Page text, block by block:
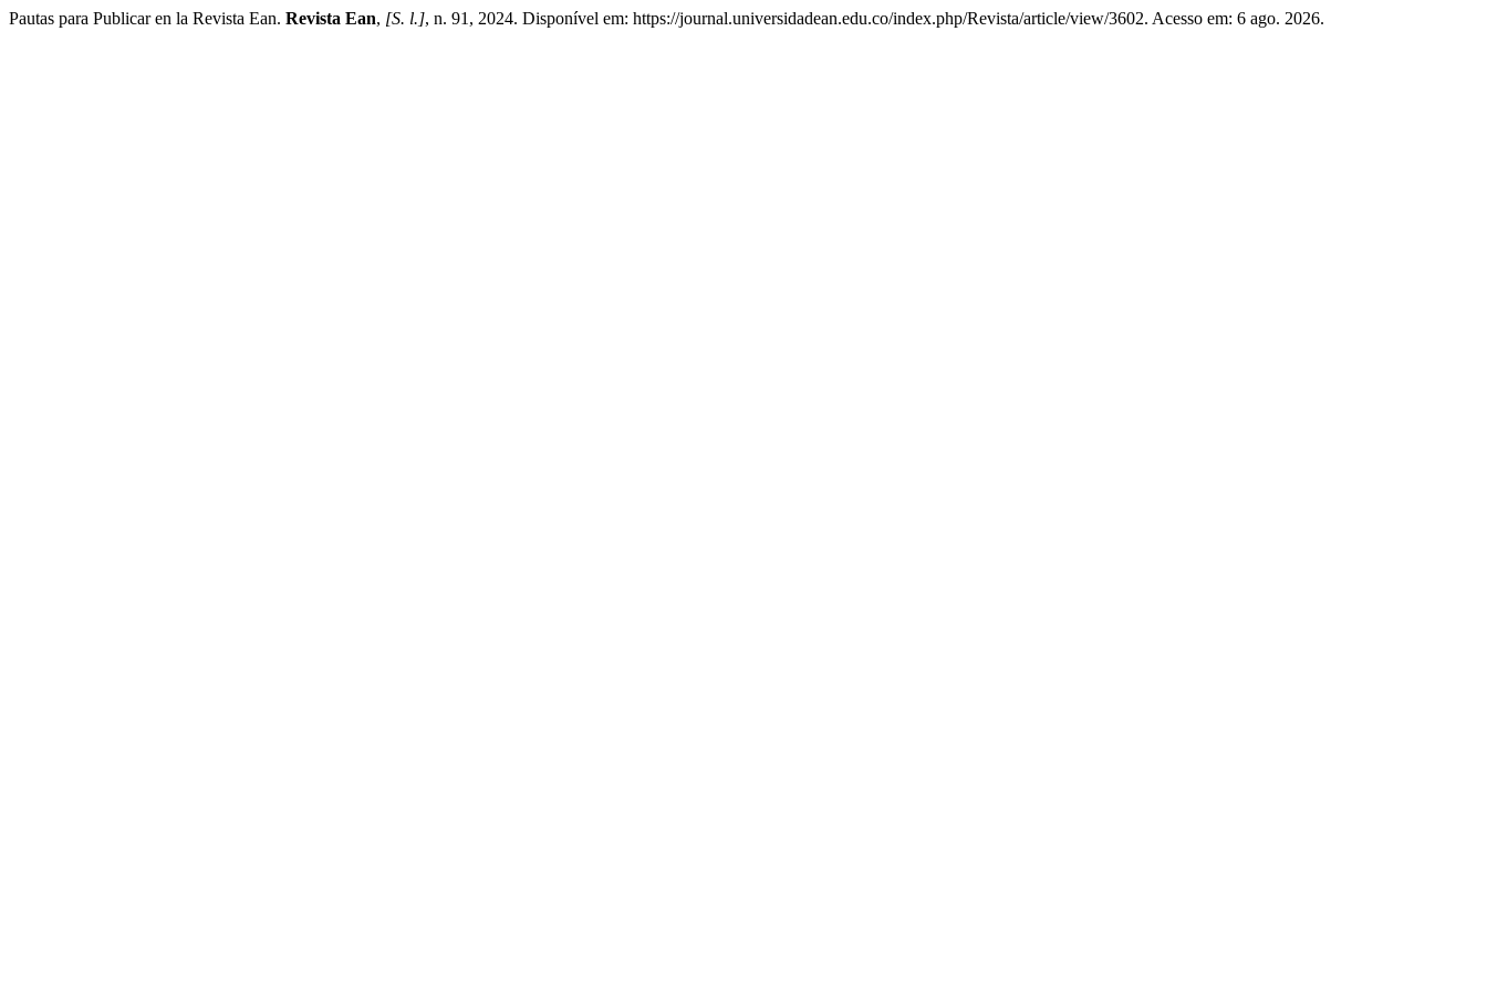
Pautas para Publicar en la Revista Ean. Revista Ean, [S. l.], n. 91, 2024. Disponível em: https://journal.universidadean.edu.co/index.php/Revista/article/view/3602. Acesso em: 6 ago. 2026.